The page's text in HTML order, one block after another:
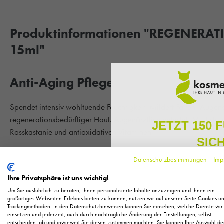
Produktinformationen
15ml"
Anti-Aging Pflege
Spendet intensiv wohltuende Feuchtigkeit. Mildert Falten,
regenerationsbedürftiger Haut. Augenärztlich getestet. Mit
Rosskastanie und antioxidativen Vitaminen.
Bei regenerationsbedürftiger Haut
Anwendung: Morgens und abends mit den Fingerspitzen
0% - Frei von:Duft-, Konservierungsstoffe, Paraffine, Silikone,
Datenschutzbestimmungen |
Ihre Privatsphäre ist uns wichtig!
Um Sie ausführlich zu beraten, Ihnen personalisierte Inhalte anzuzeigen und Ihnen ein
großartiges Webseiten-Erlebnis bieten zu können, nutzen wir auf unserer Seite Cookies
Trackingmethoden. In den Datenschutzhinweisen können Sie einsehen, welche Dienste wir
einsetzen und jederzeit, auch durch nachträgliche Änderung der Einstellungen, selbst
JETZT 150
Melden Sie sich zu
regelmäßig exklusive
Pflege, neue Produkte
Als kleines Dankeschön für
Ihnen150 Fuchstaler*, die
Einkauf